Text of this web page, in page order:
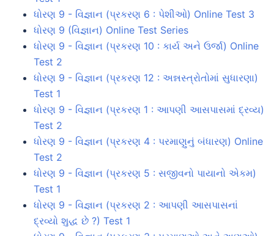
ધોરણ 9 - વિજ્ઞાન (પ્રકરણ 6 : પેશીઓ) Online Test 3
ધોરણ 9 (વિજ્ઞાન) Online Test Series
ધોરણ 9 - વિજ્ઞાન (પ્રકરણ 10 : કાર્ય અને ઉર્જા) Online
Test 2
ધોરણ 9 - વિજ્ઞાન (પ્રકરણ 12 : અન્નસ્ત્રોતોમાં સુધારણા)
Test 1
ધોરણ 9 - વિજ્ઞાન (પ્રકરણ 1 : આપણી આસપાસમાં દ્રવ્ય)
Test 2
ધોરણ 9 - વિજ્ઞાન (પ્રકરણ 4 : પરમાણુનું બંધારણ) Online
Test 2
ધોરણ 9 - વિજ્ઞાન (પ્રકરણ 5 : સજીવનો પાયાનો એકમ)
Test 1
ધોરણ 9 - વિજ્ઞાન (પ્રકરણ 2 : આપણી આસપાસનાં
દ્રવ્યો શુદ્ધ છે ?) Test 1